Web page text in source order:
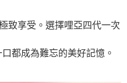
致享受。選擇哩亞四代一次
都成為難忘的美好記憶。